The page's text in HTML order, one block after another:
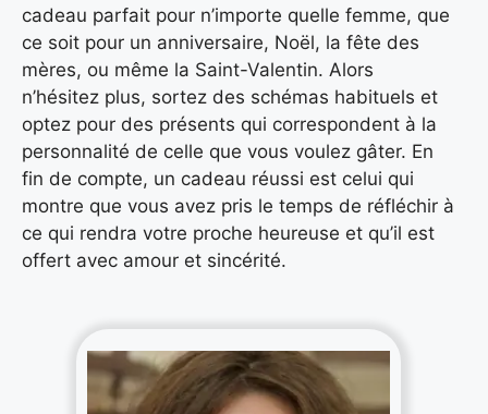
cadeau parfait pour n’importe quelle femme, que
ce soit pour un anniversaire, Noël, la fête des
mères, ou même la Saint-Valentin. Alors
n’hésitez plus, sortez des schémas habituels et
optez pour des présents qui correspondent à la
personnalité de celle que vous voulez gâter. En
fin de compte, un cadeau réussi est celui qui
montre que vous avez pris le temps de réfléchir à
ce qui rendra votre proche heureuse et qu’il est
offert avec amour et sincérité.